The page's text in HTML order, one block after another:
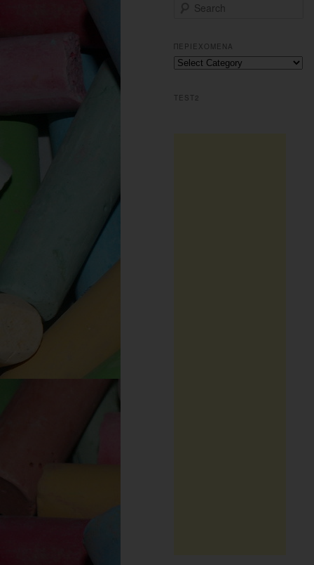
r
c
h
ΠΕΡΙΕΧΟΜΕΝΑ
Περιεχομενα
TEST2